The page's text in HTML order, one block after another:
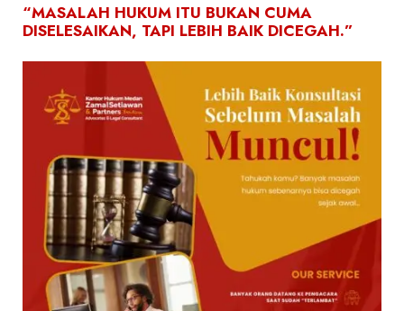
“MASALAH HUKUM ITU BUKAN CUMA
DISELESAIKAN, TAPI LEBIH BAIK DICEGAH.”